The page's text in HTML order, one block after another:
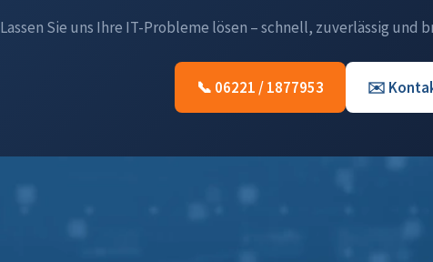
Lassen Sie uns Ihre IT-Probleme lösen – schnell, zuverlässig und
📞 06221 / 1877953 ✉️